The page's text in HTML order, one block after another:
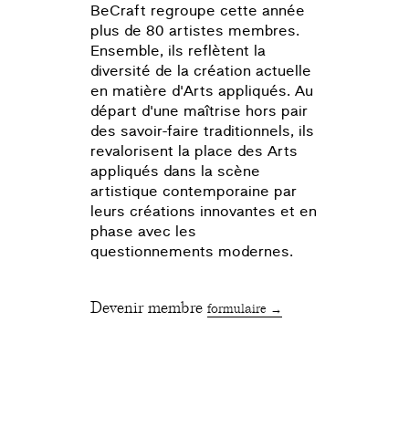
BeCraft regroupe cette année
plus de 80 artistes membres.
Ensemble, ils reflètent la
diversité de la création actuelle
en matière d'Arts appliqués. Au
départ d'une maîtrise hors pair
des savoir-faire traditionnels, ils
revalorisent la place des Arts
appliqués dans la scène
artistique contemporaine par
leurs créations innovantes et en
phase avec les
questionnements modernes.
Devenir membre formulaire →